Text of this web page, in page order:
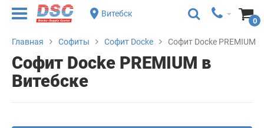
Витебск
0
Главная Софиты Софит Docke Софит Docke PREMIUM
Софит Docke PREMIUM в
Витебске